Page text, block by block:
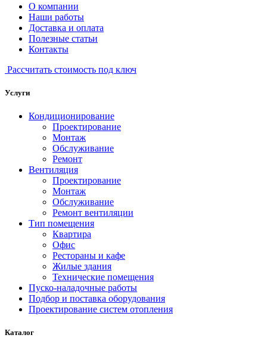
О компании
Наши работы
Доставка и оплата
Полезные статьи
Контакты
Рассчитать стоимость под ключ
Услуги
Кондиционирование
Проектирование
Монтаж
Обслуживание
Ремонт
Вентиляция
Проектирование
Монтаж
Обслуживание
Ремонт вентиляции
Тип помещения
Квартира
Офис
Рестораны и кафе
Жилые здания
Технические помещения
Пуско-наладочные работы
Подбор и поставка оборудования
Проектирование систем отопления
Каталог